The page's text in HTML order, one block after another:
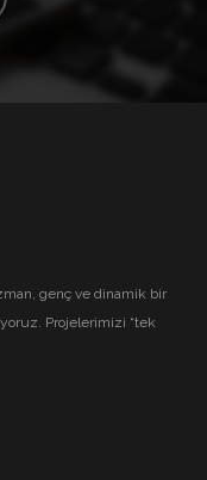
genç ve dinamik bir
Projelerimizi “tek